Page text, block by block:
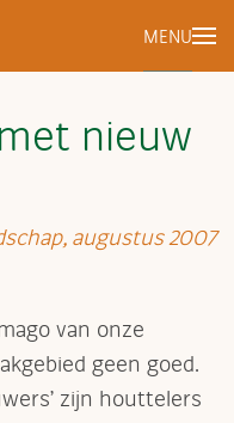
MENU
nieuw
augustus 2007
van onze
geen goed.
zijn houttelers